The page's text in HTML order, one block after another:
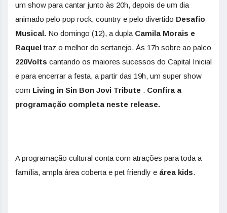
um show para cantar junto às 20h, depois de um dia
animado pelo pop rock, country e pelo divertido Desafio
Musical. No domingo (12), a dupla Camila Morais e
Raqueltraz o melhor do sertanejo. Às 17h sobre ao palco
220Volts cantando os maiores sucessos do Capital Inicial
e para encerrar a festa, a partir das 19h, um super show
com Living in Sin Bon Jovi Tribute . Confira a
programação completa neste release.
A programação cultural conta com atrações para toda a
família, ampla área coberta e pet friendly e área kids.